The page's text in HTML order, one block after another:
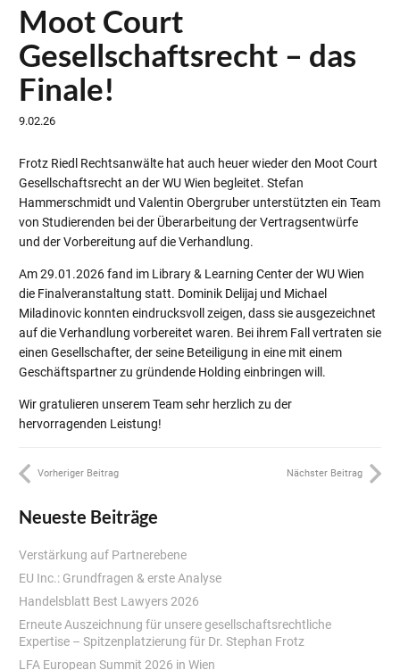
Moot Court
Gesellschaftsrecht – das
Finale!
9.02.26
Frotz Riedl Rechtsanwälte hat auch heuer wieder den Moot Court
Gesellschaftsrecht an der WU Wien begleitet. Stefan
Hammerschmidt und Valentin Obergruber unterstützten ein Team
von Studierenden bei der Überarbeitung der Vertragsentwürfe
und der Vorbereitung auf die Verhandlung.
Am 29.01.2026 fand im Library & Learning Center der WU Wien
die Finalveranstaltung statt. Dominik Delijaj und Michael
Miladinovic konnten eindrucksvoll zeigen, dass sie ausgezeichnet
auf die Verhandlung vorbereitet waren. Bei ihrem Fall vertraten sie
einen Gesellschafter, der seine Beteiligung in eine mit einem
Geschäftspartner zu gründende Holding einbringen will.
Wir gratulieren unserem Team sehr herzlich zu der
hervorragenden Leistung!
Vorheriger Beitrag Nächster Beitrag
Neueste Beiträge
Verstärkung auf Partnerebene
EU Inc.: Grundfragen & erste Analyse
Handelsblatt Best Lawyers 2026
Erneute Auszeichnung für unsere gesellschaftsrechtliche
Expertise – Spitzenplatzierung für Dr. Stephan Frotz
LFA European Summit 2026 in Wien